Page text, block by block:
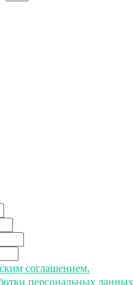
соглашением.
персональных